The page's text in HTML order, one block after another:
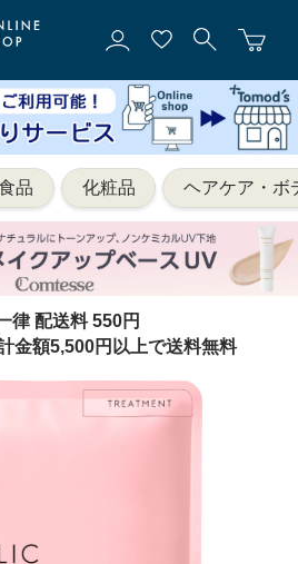
品 化粧品 ヘアケア・ボ
律 配送料 550円
金額5,500円以上で送料無料